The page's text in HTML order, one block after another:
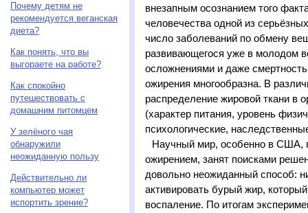
Почему детям не
рекомендуется веганская
диета?
Как понять, что вы
выгораете на работе?
Как спокойно
путешествовать с
домашним питомцем
У зелёного чая
обнаружили
неожиданную пользу
Действительно ли
компьютер может
испортить зрение?
внезапным осознанием того
человечества одной из
число заболеваний по обмену
развивающегося уже в молодом
осложнениями и даже
ожирения многообразна. В
распределение жировой ткани в
(характер питания, уровень
психологические,
Научный мир, особенно в США,
ожирением, занят поисками
довольно неожиданный способ:
активировать бурый жир,
воспаление. По итогам